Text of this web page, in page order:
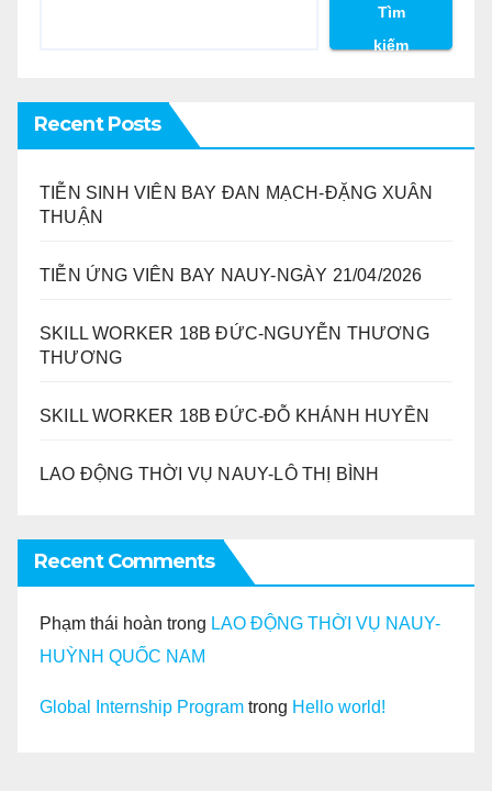
Tìm
kiếm
Recent Posts
TIỄN SINH VIÊN BAY ĐAN MẠCH-ĐẶNG XUÂN
THUẬN
TIỄN ỨNG VIÊN BAY NAUY-NGÀY 21/04/2026
SKILL WORKER 18B ĐỨC-NGUYỄN THƯƠNG
THƯƠNG
SKILL WORKER 18B ĐỨC-ĐỖ KHÁNH HUYỀN
LAO ĐỘNG THỜI VỤ NAUY-LÔ THỊ BÌNH
Recent Comments
Phạm thái hoàn trong LAO ĐỘNG THỜI VỤ NAUY-
HUỲNH QUỐC NAM
Global Internship Program trong Hello world!